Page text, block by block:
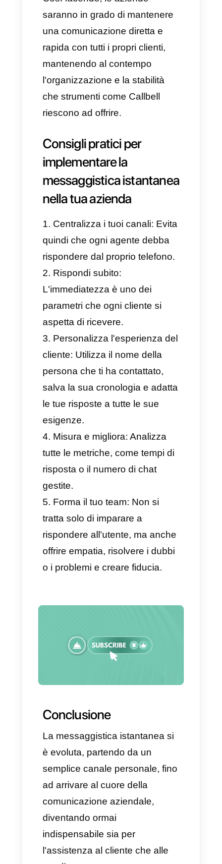
aziende riescano a gestire la
messaggistica istantanea in
modo professionale. La
piattaforma, infatti, riunisce i
principali canali comunicativi
come WhatsApp, Facebook
Messenger, Instagram Direct e
Telegram in un unico posto,
permettendo a tutti i team di
cooperare da una casella di
Con Callbell, quindi, l'azienda
potrà:
Assegnare in automatico le
chat ai singoli agenti.
Usare tag e funnel di vendita
per categorizzare tutti i clienti.
Creare chatbot in grado di
rispondere alle domande più
frequenti.
Misurare le prestazioni del
team con metriche dettagliate.
Continuare con
l'implementazione di
WhatsApp Business grazie
allafunzionalità Coexistence
capace di combinare l'API
Così facendo, le aziende
una comunicazione diretta e
l'organizzazione e la stabilità
che strumenti come Callbell
riescono ad offrire.
Consigli pratici per
implementare la
messaggistica istantanea
nella tua azienda